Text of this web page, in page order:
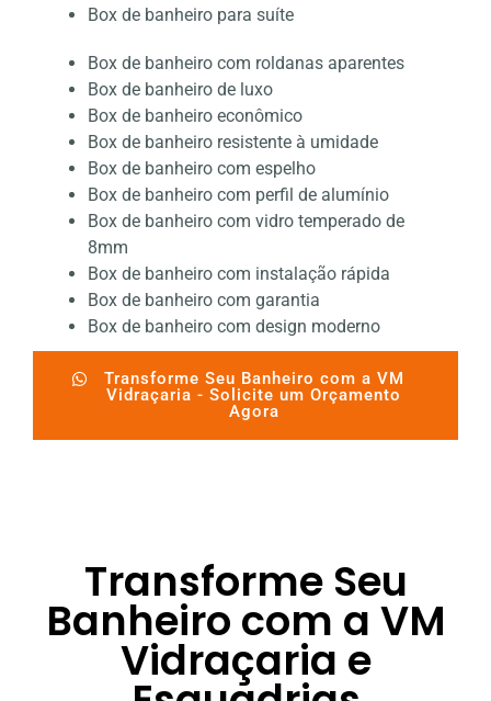
Box de banheiro para suíte
Box de banheiro com roldanas aparentes
Box de banheiro de luxo
Box de banheiro econômico
Box de banheiro resistente à umidade
Box de banheiro com espelho
Box de banheiro com perfil de alumínio
Box de banheiro com vidro temperado de
8mm
Box de banheiro com instalação rápida
Box de banheiro com garantia
Box de banheiro com design moderno
Transforme Seu Banheiro com a VM
Vidraçaria - Solicite um Orçamento
Agora
Transforme Seu
Banheiro com a VM
Vidraçaria e